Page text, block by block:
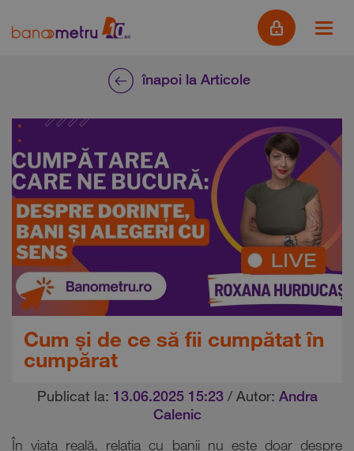
înapoi la Articole
Cum și de ce să fii cumpătat în
cumpărat
Publicat la: 13.06.2025 15:23/ Autor: Andra
Calenic
În viața reală, relația cu banii nu este doar despre